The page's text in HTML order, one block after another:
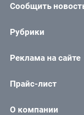
Сообщить
Рубрики
Реклама на сайте
Прайс-лист
О компании